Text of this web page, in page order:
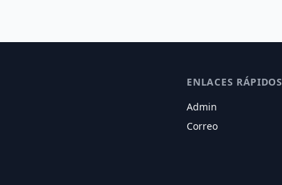
ENLACES RÁPIDOS
Admin
Correo